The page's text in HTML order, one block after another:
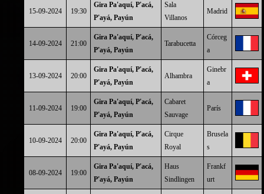
15-09-2024 19:30
Gira Pa'aquí, P'acá,
P'ayá, Payún
Sala
Villanos
Madrid
14-09-2024 21:00
Gira Pa'aquí, P'acá,
P'ayá, Payún
Tarabucetta
Córceg
a
13-09-2024 20:00
Gira Pa'aquí, P'acá,
P'ayá, Payún
Alhambra
Ginebr
a
11-09-2024 19:00
Gira Pa'aquí, P'acá,
P'ayá, Payún
Cabaret
Sauvage
París
10-09-2024 20:00
Gira Pa'aquí, P'acá,
P'ayá, Payún
Cirque
Royal
Brusela
s
08-09-2024 19:00
Gira Pa'aquí, P'acá,
P'ayá, Payún
Haus
Sindlingen
Frankf
urt